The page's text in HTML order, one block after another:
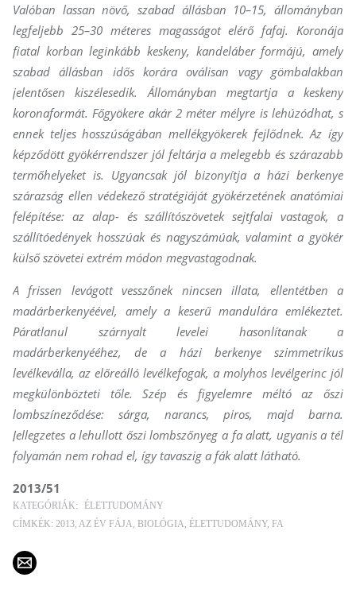
Valóban lassan növő, szabad állásban 10–15, állományban
legfeljebb 25–30 méteres magasságot elérő fafaj. Koronája
fiatal korban leginkább keskeny, kandeláber formájú, amely
szabad állásban idős korára oválisan vagy gömbalakban
jelentősen kiszélesedik. Állományban megtartja a keskeny
koronaformát. Főgyökere akár 2 méter mélyre is lehúzódhat, s
ennek teljes hosszúságában mellékgyökerek fejlődnek. Az így
képződött gyökérrendszer jól feltárja a melegebb és szárazabb
termőhelyeket is. Ugyancsak jól bizonyítja a házi berkenye
szárazság ellen védekező stratégiáját gyökérzetének anatómiai
felépítése: az alap- és szállítószövetek sejtfalai vastagok, a
szállítóedények hosszúak és nagyszámúak, valamint a gyökér
külső szövetei extrém módon megvastagodnak.
A frissen levágott vesszőnek nincsen illata, ellentétben a
madárberkenyéével, amely a keserű mandulára emlékeztet.
Páratlanul szárnyalt levelei hasonlítanak a
madárberkenyééhez, de a házi berkenye szimmetrikus
levélkeválla, az előreálló levélkefogak, a molyhos levélgerinc jól
megkülönbözteti tőle. Szép és figyelemre méltó az őszi
lombszíneződése: sárga, narancs, piros, majd barna.
Jellegzetes a lehullott őszi lombszőnyeg a fa alatt, ugyanis a tél
folyamán nem rohad el, így tavaszig a fák alatt látható.
2013/51
KATEGÓRIÁK:
ÉLETTUDOMÁNY
CÍMKÉK: 2013 AZ ÉV FÁJA BIOLÓGIA ÉLETTUDOMÁNY FA